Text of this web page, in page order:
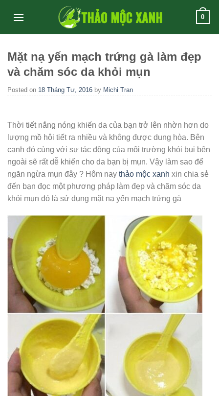
0
Mặt nạ yến mạch trứng gà làm đẹp
và chăm sóc da khỏi mụn
Posted on 18 Tháng Tư, 2016 by Michi Tran
Thời tiết nắng nóng khiến da của bạn trở lên nhờn hơn do
lượng mồ hôi tiết ra nhiều và không được dung hòa. Bên
cạnh đó cùng với sự tác động của môi trường khói bụi bên
ngoài sẽ rất dễ khiến cho da bạn bị mụn. Vậy làm sao để
ngăn ngừa mụn đây ? Hôm nay thảo mộc xanh xin chia sẻ
đến bạn đọc một phương pháp làm đẹp và chăm sóc da
khỏi mụn đó là sử dụng mặt nạ yến mạch trứng gà